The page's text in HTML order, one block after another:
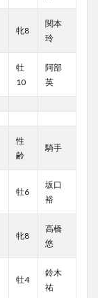
牝8
関本
玲
牡
10
阿部
英
性
齢
騎手
牡6
坂口
裕
牝8
高橋
悠
牡4
鈴木
祐